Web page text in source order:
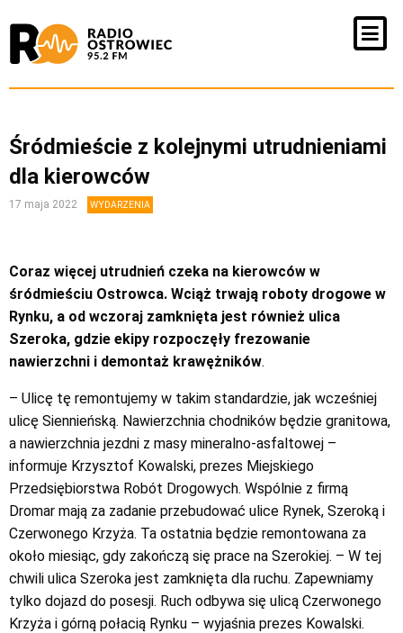
Śródmieście z kolejnymi utrudnieniami
dla kierowców
17 maja 2022 WYDARZENIA
Coraz więcej utrudnień czeka na kierowców w
śródmieściu Ostrowca. Wciąż trwają roboty drogowe w
Rynku, a od wczoraj zamknięta jest również ulica
Szeroka, gdzie ekipy rozpoczęły frezowanie
nawierzchni i demontaż krawężników.
– Ulicę tę remontujemy w takim standardzie, jak wcześniej
ulicę Siennieńską. Nawierzchnia chodników będzie granitowa,
a nawierzchnia jezdni z masy mineralno-asfaltowej –
informuje Krzysztof Kowalski, prezes Miejskiego
Przedsiębiorstwa Robót Drogowych. Wspólnie z firmą
Dromar mają za zadanie przebudować ulice Rynek, Szeroką i
Czerwonego Krzyża. Ta ostatnia będzie remontowana za
około miesiąc, gdy zakończą się prace na Szerokiej. – W tej
chwili ulica Szeroka jest zamknięta dla ruchu. Zapewniamy
tylko dojazd do posesji. Ruch odbywa się ulicą Czerwonego
Krzyża i górną połacią Rynku – wyjaśnia prezes Kowalski.